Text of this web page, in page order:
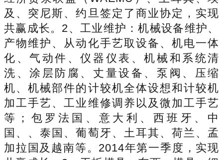
及、突尼斯、约旦签定了商业协定，实现
共赢成长。2、工业维护：机械设备维护、
产物维护、从动化手艺取设备、机电一体
化、气动件、仪器仪表、机械和系统清
洗、涂层防腐、丈量设备、泵阀、压缩
机、机械部件的计较机全体设想和计较机
加工手艺、工业维修调养以及微加工手艺
等；包罗法国、意大利、西班牙、中
国、、泰国、葡萄牙、土耳其、荷兰、孟
加拉国及越南等。2014年第一季度，实现